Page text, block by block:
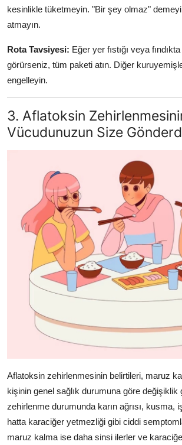
kesinlikle tüketmeyin. "Bir şey olmaz"
atmayın.
Rota Tavsiyesi: Eğer yer fıstığı veya
görürseniz, tüm paketi atın. Diğer
engelleyin.
3. Aflatoksin
Vücudunuzun Size
Aflatoksin zehirlenmesinin belirtileri, maruz
kişinin genel sağlık durumuna göre değişiklik
zehirlenme durumunda karın ağrısı, kusma,
hatta karaciğer yetmezliği gibi ciddi
maruz kalma ise daha sinsi ilerler ve